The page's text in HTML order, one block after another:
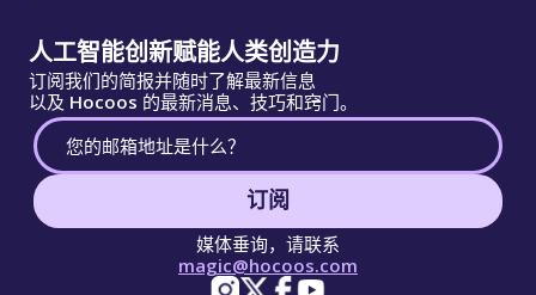
人工智能创新赋能人类创造力
订阅我们的简报并随时了解最新信息
以及 Hocoos 的最新消息、技巧和窍门。
订阅
媒体垂询，请联系
magic@hocoos.com